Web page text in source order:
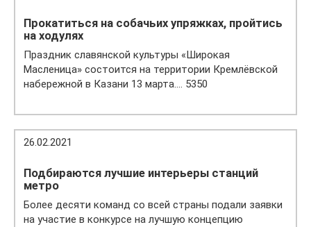
Прокатиться на собачьих упряжках, пройтись
на ходулях
Праздник славянской культуры «Широкая
Масленица» состоится на территории Кремлёвской
набережной в Казани 13 марта…. 5350
26.02.2021
Подбираются лучшие интерьеры станций
метро
Более десяти команд со всей страны подали заявки
на участие в конкурсе на лучшую концепцию